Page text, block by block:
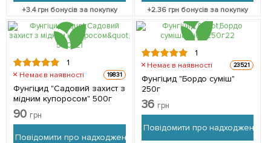
+3.4грн бонусів за покупку +2.36 грн бонусів за покупку
1
Немає в наявності 19831
Фунгіцид "Садовий захист з
мідним купоросом" 500г
90 грн
Повідомити про надходження
1
Немає в наявності 23521
Фунгіцид "Бордо суміш"
250г
36 грн
Повідомити про надходження